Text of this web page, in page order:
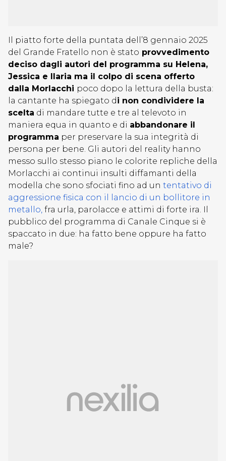
Il piatto forte della puntata dell’8 gennaio 2025
del Grande Fratello non è stato provvedimento
deciso dagli autori del programma su Helena,
Jessica e Ilaria ma il colpo di scena offerto
dalla Morlacchi poco dopo la lettura della busta:
la cantante ha spiegato di non condividere la
scelta di mandare tutte e tre al televoto in
maniera equa in quanto e di abbandonare il
programma per preservare la sua integrità di
persona per bene. Gli autori del reality hanno
messo sullo stesso piano le colorite repliche della
Morlacchi ai continui insulti diffamanti della
modella che sono sfociati fino ad un tentativo di
aggressione fisica con il lancio di un bollitore in
metallo, fra urla, parolacce e attimi di forte ira. Il
pubblico del programma di Canale Cinque si è
spaccato in due: ha fatto bene oppure ha fatto
male?